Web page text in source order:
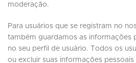
moderação.
Para usuários que se registram no
também guardamos as informações
no seu perfil de usuário. Todos os
ou excluir suas informações